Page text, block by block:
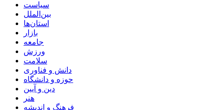
سیاست
بین‌الملل
استان‌ها
بازار
جامعه
ورزش
سلامت
دانش و فناوری
حوزه و دانشگاه
دین و آیین
هنر
فرهنگ و اندیشه